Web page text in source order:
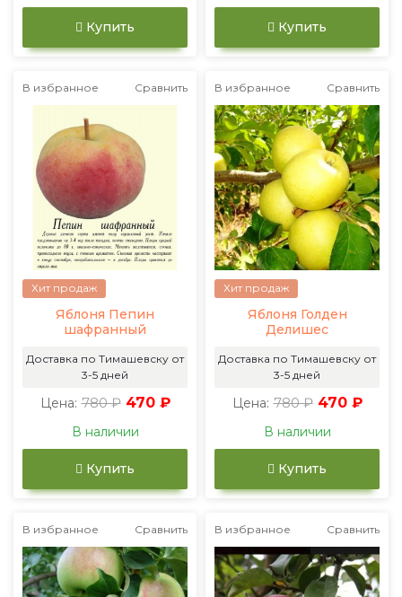
Купить Купить
В избранное Сравнить
Хит продаж
Яблоня Пепин
шафранный
Доставка по Тимашевску от
3-5 дней
Цена: 780 ₽ 470 ₽
В наличии
Купить
В избранное Сравнить
Хит продаж
Яблоня Голден
Делишес
Доставка по Тимашевску от
3-5 дней
Цена: 780 ₽ 470 ₽
В наличии
Купить
В избранное Сравнить В избранное Сравнить